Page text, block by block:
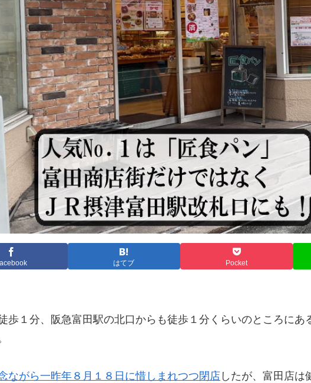
はてブ Pocket
歩１分、阪急富田駅の北口からも徒歩１分くらいのところにあ
ながら一昨年８月１８日に惜しまれつつ閉店したが、富田店は